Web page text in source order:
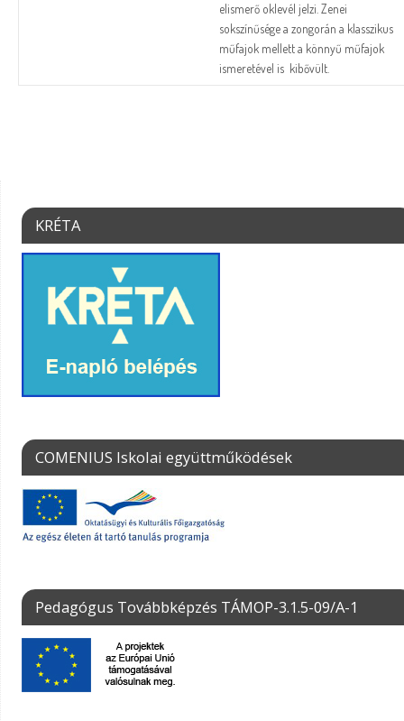
elismerő oklevél jelzi. Zenei
sokszínűsége a zongorán a klasszikus
műfajok mellett a könnyű műfajok
ismeretével is kibővült.
KRÉTA
COMENIUS Iskolai együttműködések
Pedagógus Továbbképzés TÁMOP-3.1.5-09/A-1